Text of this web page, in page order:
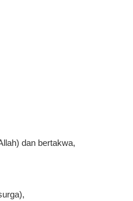
dan bertakwa,